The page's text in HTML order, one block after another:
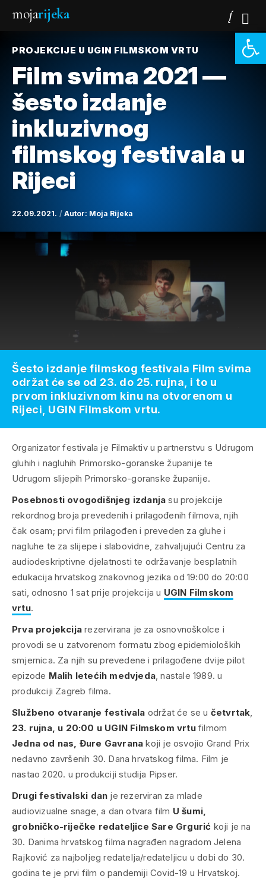
mojarijeka
PROJEKCIJE U UGIN FILMSKOM VRTU
Film svima 2021 —
šesto izdanje
inkluzivnog
filmskog festivala u
Rijeci
22.09.2021. Autor: Moja Rijeka
Organizator festivala je Filmaktiv u partnerstvu s Udrugom
gluhih i nagluhih Primorsko-goranske županije te
Udrugom slijepih Primorsko-goranske županije.
Posebnosti ovogodišnjeg izdanjasu projekcije
rekordnog broja prevedenih i prilagođenih filmova, njih
čak osam; prvi film prilagođen i preveden za gluhe i
nagluhe te za slijepe i slabovidne, zahvaljujući Centru za
audiodeskriptivne djelatnosti te održavanje besplatnih
edukacija hrvatskog znakovnog jezika od 19:00 do 20:00
sati, odnosno 1 sat prije projekcija u UGIN Filmskom
vrtu.
Prva projekcija rezervirana je za osnovnoškolce i
provodi se u zatvorenom formatu zbog epidemioloških
smjernica. Za njih su prevedene i prilagođene dvije pilot
epizode Malih letećih medvjeda, nastale 1989. u
produkciji Zagreb filma.
Službeno otvaranje festivala održat će se u četvrtak,
23. rujna, u 20:00 u UGIN Filmskom vrtu filmom
Jedna od nas, Đure Gavrana koji je osvojio Grand Prix
nedavno završenih 30. Dana hrvatskog filma. Film je
nastao 2020. u produkciji studija Pipser.
Drugi festivalski dan je rezerviran za mlade
audiovizualne snage, a dan otvara film U šumi,
grobničko-riječke redateljice Sare Grgurić koji je na
30. Danima hrvatskog filma nagrađen nagradom Jelena
Rajković za najboljeg redatelja/redateljicu u dobi do 30.
godina te je prvi film o pandemiji Covid-19 u Hrvatskoj.
Šesto izdanje filmskog festivala Film svima
održat će se od 23. do 25. rujna, i to u
prvom inkluzivnom kinu na otvorenom u
Rijeci, UGIN Filmskom vrtu.